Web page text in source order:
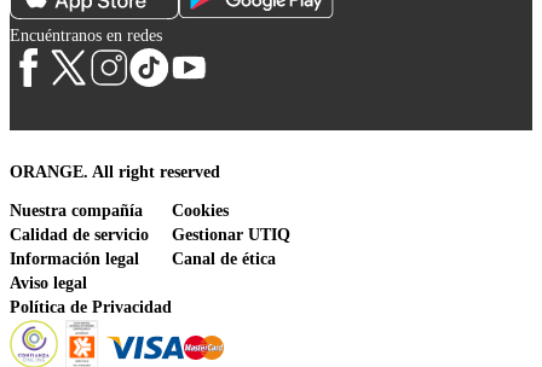
Encuéntranos en redes
ORANGE. All right reserved
Nuestra compañía
Calidad de servicio
Información legal
Aviso legal
Política de Privacidad
Cookies
Gestionar UTIQ
Canal de ética